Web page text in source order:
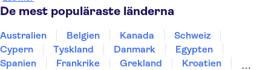
De mest populäraste länderna
Australien Belgien Kanada
Schweiz
Cypern
Tyskland Danmark
Egypten
Spanien
Frankrike Grekland
Kroatien